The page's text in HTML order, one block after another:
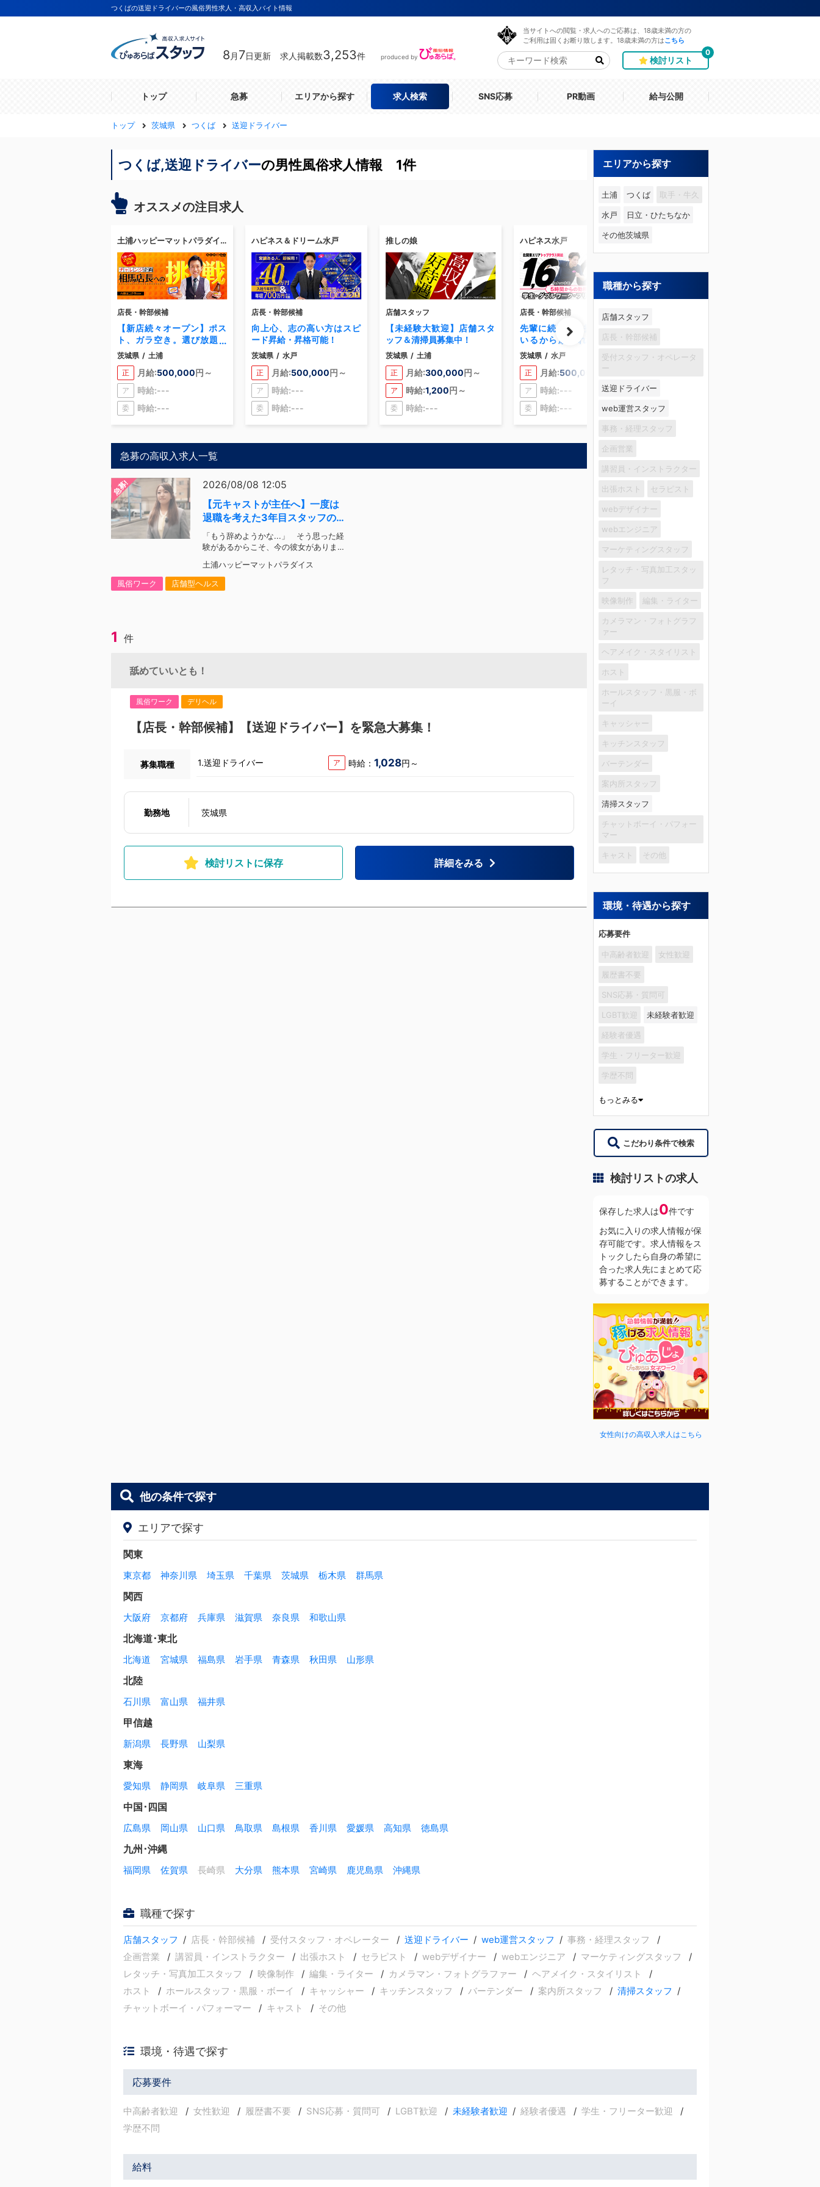
つくばの送迎ドライバーの風俗男性求人・高収入バイト情報
8 月 7日更新 求人掲載数3,253件 produced by
当サイトへの閲覧・求人へのご応募は、18歳未満の方の
ご利用は固くお断り致します。18歳未満の方は こちら
検討リスト
0
トップ 急募 エリアから探す 求人検索 SNS応募 PR動画 給与公開
トップ 茨城県 つくば 送迎ドライバー
つくば,送迎ドライバーの男性風俗求人情報 1件
オススメの注目求人
土浦ハッピーマットパラダイス
店長・幹部候補
【新店続々オープン】ポス
ト、ガラ空き。選び放題！
一般職で月収【 53万円 】超
の実績あり。
茨城県 / 土浦
正
月給:500,000円～
ア 時給:---
委 時給:---
ハピネス＆ドリーム水戸
店長・幹部候補
向上心、志の高い方はスピ
ード昇給・昇格可能！
茨城県 / 水戸
正
月給:500,000円～
ア 時給:---
委 時給:---
推しの娘
店舗スタッフ
【未経験大歓迎】店舗スタ
ッフ＆清掃員募集中！
茨城県 / 土浦
正
月給:300,000円～
ア 時給:1,200円～
委 時給:---
ハピネス水戸
店長・幹部候補
先輩に続け！目指す手本が
いるから頑張れる！“やる
気”がすべて！性別関係な
く、実力で高収入を掴めま
す！
茨城県 / 水戸
正
月給:500,000
ア 時給:---
委 時給:---
急募の高収入求人一覧
急募!
2026/08/08 12:05
【元キャストが主任へ】一度は
退職を考えた3年目スタッフの
転機
「もう辞めようかな...」 そう思った経
験があるからこそ、今の彼女がありま
田主任にインタビュー。元キャストの
彼女が、入社してから挫折を経験しな
がらも 主任へと成長した背景 には、
↓ https://www.youtube.com/watch
土浦ハッピーマットパラダイス
風俗ワーク
店舗型ヘルス
1 件
舐めていいとも！
風俗ワーク デリヘル
【店長・幹部候補】【送迎ドライバー】を緊急大募集！
募集職種 1.送迎ドライバー ア 時給：1,028円～
勤務地 茨城県
検討リストに保存 詳細をみる
エリアから探す
土浦 つくば 取手・牛久
水戸 日立・ひたちなか
その他茨城県
職種から探す
店舗スタッフ
店長・幹部候補
受付スタッフ・オペレータ
ー
送迎ドライバー
web運営スタッフ
事務・経理スタッフ
企画営業
講習員・インストラクター
出張ホスト セラピスト
webデザイナー
webエンジニア
マーケティングスタッフ
レタッチ・写真加工スタッ
フ
映像制作 編集・ライター
カメラマン・フォトグラフ
ァー
ヘアメイク・スタイリスト
ホスト
ホールスタッフ・黒服・ボ
ーイ
キャッシャー
キッチンスタッフ
バーテンダー
案内所スタッフ
清掃スタッフ
チャットボーイ・パフォー
マー
キャスト その他
環境・待遇から探す
応募要件
中高齢者歓迎 女性歓迎
履歴書不要
SNS応募・質問可
LGBT歓迎 未経験者歓迎
経験者優遇
学生・フリーター歓迎
学歴不問
もっとみる
こだわり条件で検索
検討リストの求人
保存した求人は0件です
お気に入りの求人情報が保
存可能です。求人情報をス
トックしたら自身の希望に
合った求人先にまとめて応
募することができます。
女性向けの高収入求人はこちら
他の条件で探す
エリアで探す
関東
東京都 神奈川県 埼玉県 千葉県 茨城県 栃木県 群馬県
関西
大阪府 京都府 兵庫県 滋賀県 奈良県 和歌山県
北海道･東北
北海道 宮城県 福島県 岩手県 青森県 秋田県 山形県
北陸
石川県 富山県 福井県
甲信越
新潟県 長野県 山梨県
東海
愛知県 静岡県 岐阜県 三重県
中国･四国
広島県 岡山県 山口県 鳥取県 島根県 香川県 愛媛県 高知県 徳島県
九州･沖縄
福岡県 佐賀県 長崎県 大分県 熊本県 宮崎県 鹿児島県 沖縄県
職種で探す
店舗スタッフ 店長・幹部候補 受付スタッフ・オペレーター 送迎ドライバー web運営スタッフ
事務・経理スタッフ
企画営業
講習員・インストラクター 出張ホスト セラピスト webデザイナー webエンジニア
マーケティングスタッフ
レタッチ・写真加工スタッフ
映像制作 編集・ライター カメラマン・フォトグラファー
ヘアメイク・スタイリスト
ホスト
ホールスタッフ・黒服・ボーイ キャッシャー キッチンスタッフ バーテンダー 案内所スタッフ
清掃スタッフ
チャットボーイ・パフォーマー
キャスト その他
環境・待遇で探す
応募要件
中高齢者歓迎 女性歓迎 履歴書不要 SNS応募・質問可 LGBT歓迎 未経験者歓迎 経験者優遇
学生・フリーター歓迎
学歴不問
給料